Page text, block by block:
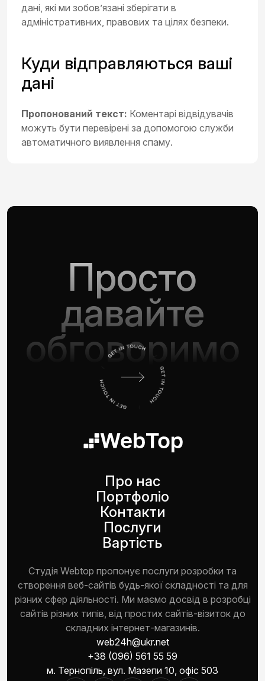
дані, які ми зобов’язані зберігати в
адміністративних, правових та цілях безпеки.
Куди відправляються ваші
дані
Пропонований текст: Коментарі відвідувачів
можуть бути перевірені за допомогою служби
автоматичного виявлення спаму.
Просто
давайте
обговоримо
Про нас
Портфоліо
Контакти
Послуги
Вартість
Студія Webtop пропонує послуги розробки та
створення веб-сайтів будь-якої складності та для
різних сфер діяльності. Ми маємо досвід в розробці
сайтів різних типів, від простих сайтів-візиток до
складних інтернет-магазинів.
web24h@ukr.net
+38 (096) 561 55 59
м. Тернопіль, вул. Мазепи 10, офіс 503